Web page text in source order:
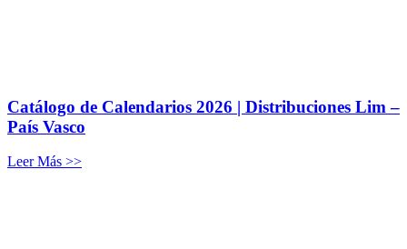
Catálogo de Calendarios 2026 | Distribuciones Lim –
País Vasco
Leer Más >>